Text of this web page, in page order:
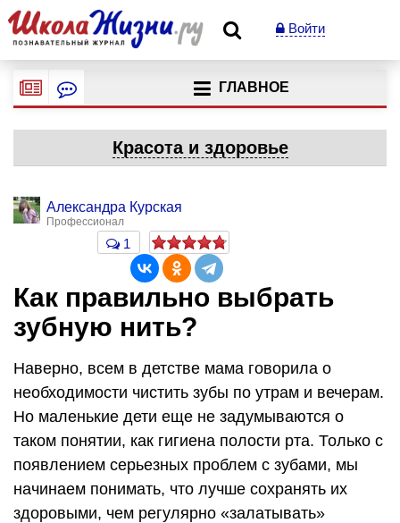
Войти
ГЛАВНОЕ
Красота и здоровье
Александра Курская
Профессионал
1
Как правильно выбрать
зубную нить?
Наверно, всем в детстве мама говорила о
необходимости чистить зубы по утрам и вечерам.
Но маленькие дети еще не задумываются о
таком понятии, как гигиена полости рта. Только с
появлением серьезных проблем с зубами, мы
начинаем понимать, что лучше сохранять их
здоровыми, чем регулярно «залатывать»